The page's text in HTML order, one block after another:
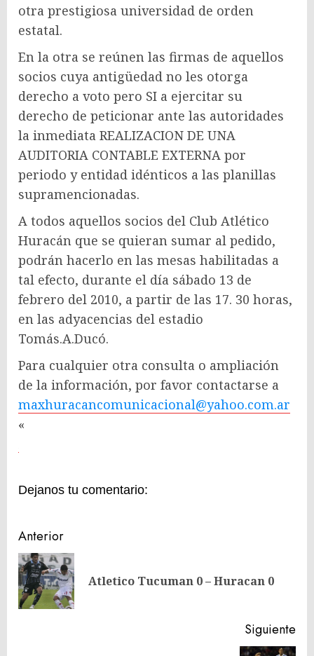
otra prestigiosa universidad de orden
estatal.
En la otra se reúnen las firmas de aquellos
socios cuya antigüedad no les otorga
derecho a voto pero SI a ejercitar su
derecho de peticionar ante las autoridades
la inmediata REALIZACION DE UNA
AUDITORIA CONTABLE EXTERNA por
periodo y entidad idénticos a las planillas
supramencionadas.
A todos aquellos socios del Club Atlético
Huracán que se quieran sumar al pedido,
podrán hacerlo en las mesas habilitadas a
tal efecto, durante el día sábado 13 de
febrero del 2010, a partir de las 17. 30 horas,
en las adyacencias del estadio
Tomás.A.Ducó.
Para cualquier otra consulta o ampliación
de la información, por favor contactarse a
maxhuracancomunicacional@yahoo.com.ar
«
Dejanos tu comentario:
Navegación
de
entradas
Anterior
Atletico Tucuman 0 – Huracan 0
Siguiente